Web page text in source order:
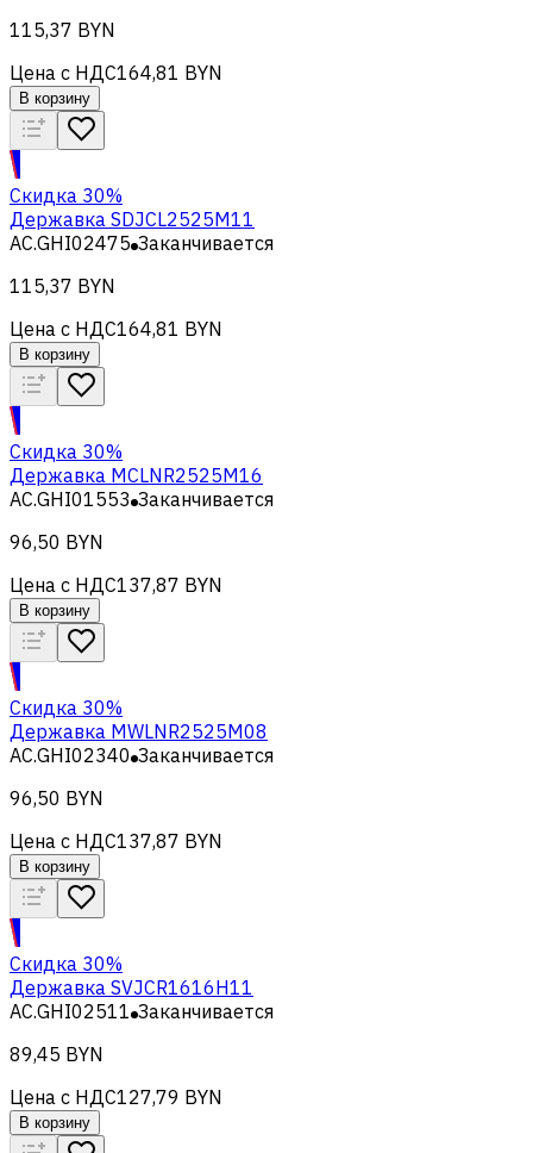
115,37 BYN
Цена с НДС164,81 BYN
В корзину
Скидка 30%
Державка SDJCL2525M11
AC.GHI02475 Заканчивается
115,37 BYN
Цена с НДС164,81 BYN
В корзину
Скидка 30%
Державка MCLNR2525M16
AC.GHI01553 Заканчивается
96,50 BYN
Цена с НДС137,87 BYN
В корзину
Скидка 30%
Державка MWLNR2525M08
AC.GHI02340 Заканчивается
96,50 BYN
Цена с НДС137,87 BYN
В корзину
Скидка 30%
Державка SVJCR1616H11
AC.GHI02511 Заканчивается
89,45 BYN
Цена с НДС127,79 BYN
В корзину